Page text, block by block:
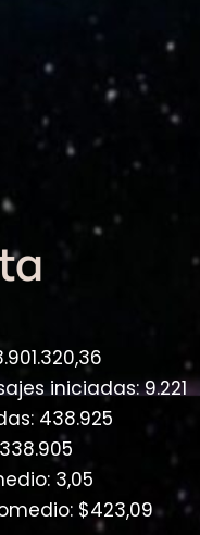
iniciadas: 9.221
438.925
3,05
$423,09